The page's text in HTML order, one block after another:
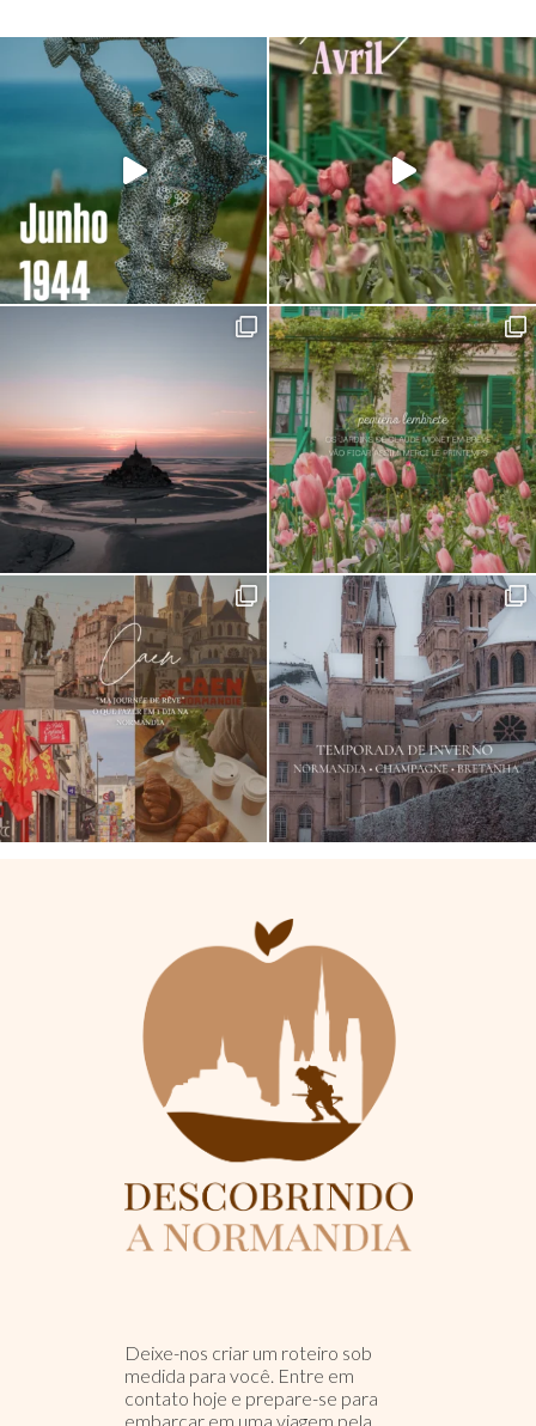
Deixe-nos criar um roteiro sob
medida para você. Entre em
contato hoje e prepare-se para
embarcar em uma viagem pela